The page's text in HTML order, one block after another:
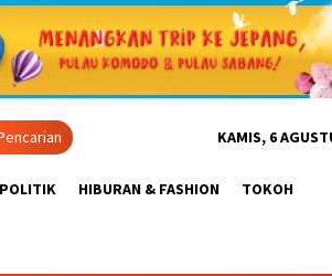
KAMIS, 6
POLITIK HIBURAN & FASHION TOKOH